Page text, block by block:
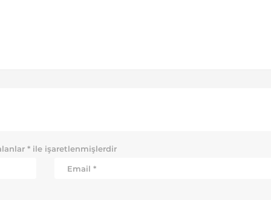
* ile işaretlenmişlerdir